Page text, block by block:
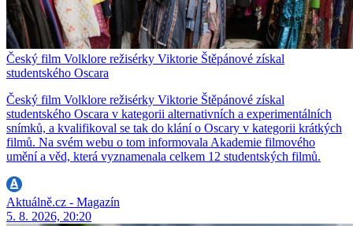
Český film Volklore režisérky Viktorie Štěpánové získal
studentského Oscara
Český film Volklore režisérky Viktorie Štěpánové získal
studentského Oscara v kategorii alternativních a experimentálních
snímků, a kvalifikoval se tak do klání o Oscary v kategorii krátkých
filmů. Na svém webu o tom informovala Akademie filmového
umění a věd, která vyznamenala celkem 12 studentských filmů.
Aktuálně.cz - Magazín
5. 8. 2026, 20:20